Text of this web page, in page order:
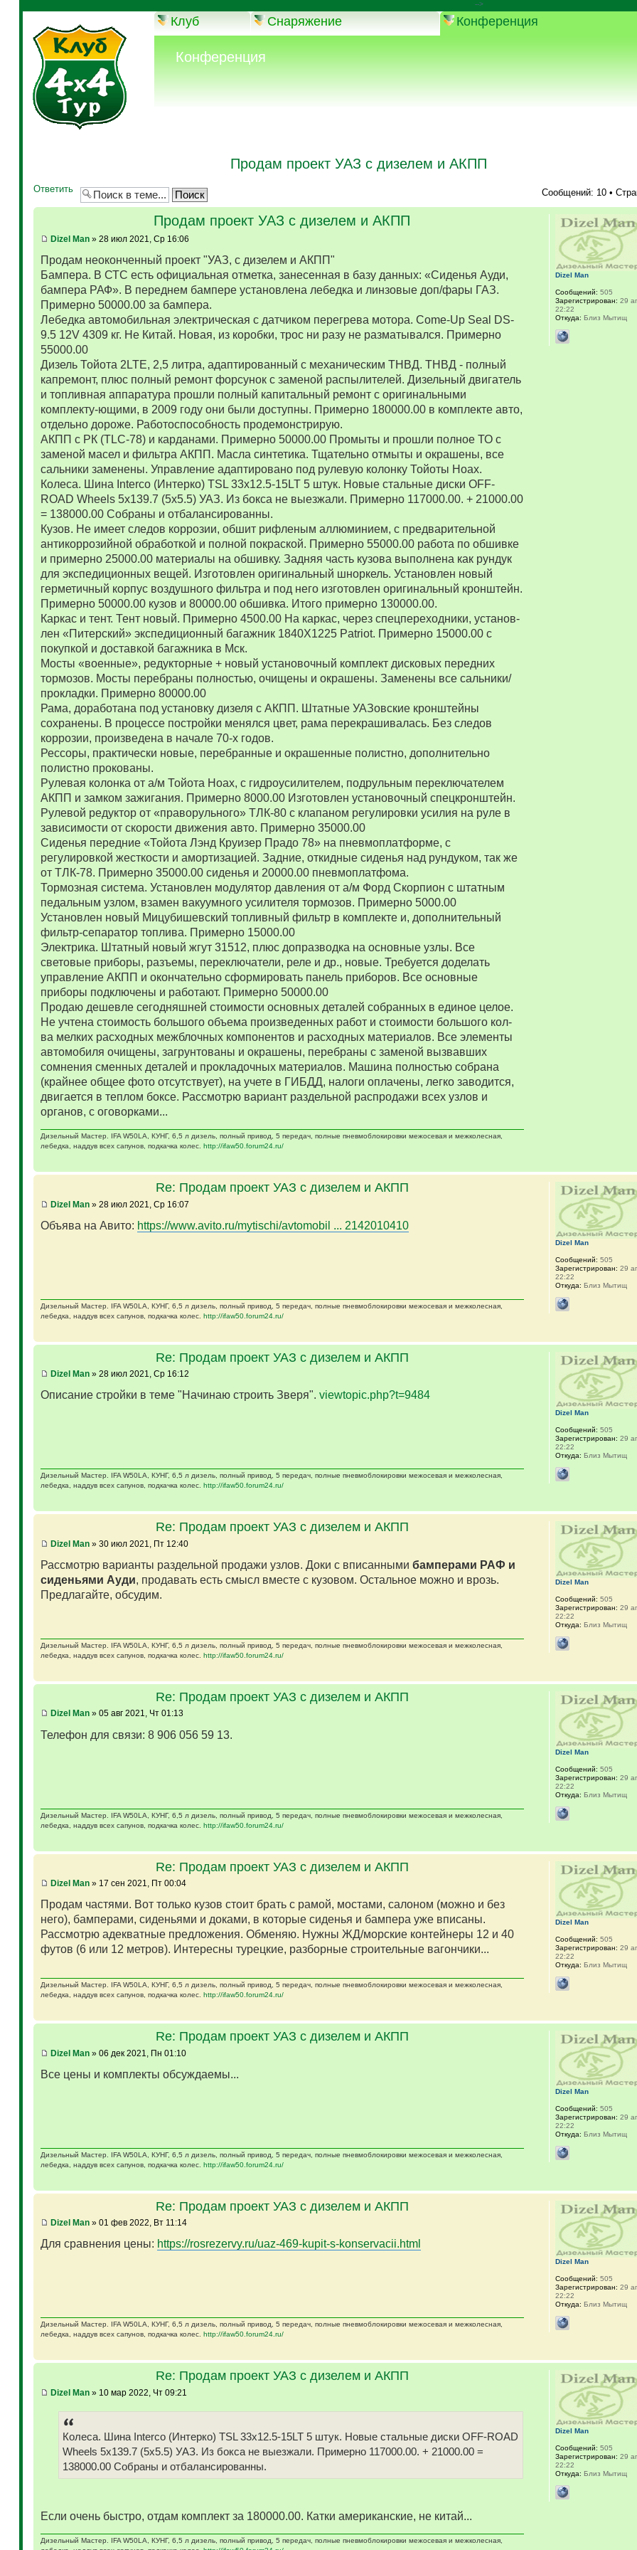
-->
Клуб Снаряжение Конференция
Конференция
Продам проект УАЗ с дизелем и АКПП
Ответить Сообщений: 10 •
Продам проект УАЗ с дизелем и АКПП
Dizel Man» 28 июл 2021, Ср 16:06
Продам неоконченный проект "УАЗ, с дизелем и АКПП"
Бампера. В СТС есть официальная отметка, занесенная в базу данных: «Сиденья Ауди,
бампера РАФ». В переднем бампере установлена лебедка и линзовые доп/фары ГАЗ.
Примерно 50000.00 за бампера.
Лебедка автомобильная электрическая с датчиком перегрева мотора. Come-Up Seal DS-
9.5 12V 4309 кг. Не Китай. Новая, из коробки, трос ни разу не разматывался. Примерно
55000.00
Дизель Тойота 2LTE, 2,5 литра, адаптированный с механическим ТНВД. ТНВД - полный
капремонт, плюс полный ремонт форсунок с заменой распылителей. Дизельный двигатель
и топливная аппаратура прошли полный капитальный ремонт с оригинальными
комплекту-ющими, в 2009 году они были доступны. Примерно 180000.00 в комплекте авто,
отдельно дороже. Работоспособность продемонстрирую.
АКПП с РК (TLC-78) и карданами. Примерно 50000.00 Промыты и прошли полное ТО с
заменой масел и фильтра АКПП. Масла синтетика. Тщательно отмыты и окрашены, все
сальники заменены. Управление адаптировано под рулевую колонку Тойоты Ноах.
Колеса. Шина Interco (Интерко) TSL 33x12.5-15LT 5 штук. Новые стальные диски OFF-
ROAD Wheels 5x139.7 (5x5.5) УАЗ. Из бокса не выезжали. Примерно 117000.00. + 21000.00
= 138000.00 Собраны и отбалансированны.
Кузов. Не имеет следов коррозии, обшит рифленым аллюминием, с предварительной
антикоррозийной обработкой и полной покраской. Примерно 55000.00 работа по обшивке
и примерно 25000.00 материалы на обшивку. Задняя часть кузова выполнена как рундук
для экспедиционных вещей. Изготовлен оригинальный шноркель. Установлен новый
герметичный корпус воздушного фильтра и под него изготовлен оригинальный кронштейн.
Примерно 50000.00 кузов и 80000.00 обшивка. Итого примерно 130000.00.
Каркас и тент. Тент новый. Примерно 4500.00 На каркас, через спецпереходники, установ-
лен «Питерский» экспедиционный багажник 1840Х1225 Patriot. Примерно 15000.00 с
покупкой и доставкой багажника в Мск.
Мосты «военные», редукторные + новый установочный комплект дисковых передних
тормозов. Мосты перебраны полностью, очищены и окрашены. Заменены все сальники/
прокладки. Примерно 80000.00
Рама, доработана под установку дизеля с АКПП. Штатные УАЗовские кронштейны
сохранены. В процессе постройки менялся цвет, рама перекрашивалась. Без следов
коррозии, произведена в начале 70-х годов.
Рессоры, практически новые, перебранные и окрашенные полистно, дополнительно
полистно прокованы.
Рулевая колонка от а/м Тойота Ноах, с гидроусилителем, подрульным переключателем
АКПП и замком зажигания. Примерно 8000.00 Изготовлен установочный спецкронштейн.
Рулевой редуктор от «праворульного» ТЛК-80 с клапаном регулировки усилия на руле в
зависимости от скорости движения авто. Примерно 35000.00
Сиденья передние «Тойота Лэнд Круизер Прадо 78» на пневмоплатформе, с
регулировкой жесткости и амортизацией. Задние, откидные сиденья над рундуком, так же
от ТЛК-78. Примерно 35000.00 сиденья и 20000.00 пневмоплатфома.
Тормозная система. Установлен модулятор давления от а/м Форд Скорпион с штатным
педальным узлом, взамен вакуумного усилителя тормозов. Примерно 5000.00
Установлен новый Мицубишевский топливный фильтр в комплекте и, дополнительный
фильтр-сепаратор топлива. Примерно 15000.00
Электрика. Штатный новый жгут 31512, плюс допразводка на основные узлы. Все
световые приборы, разъемы, переключатели, реле и др., новые. Требуется доделать
управление АКПП и окончательно сформировать панель приборов. Все основные
приборы подключены и работают. Примерно 50000.00
Продаю дешевле сегодняшней стоимости основных деталей собранных в единое целое.
Не учтена стоимость большого объема произведенных работ и стоимости большого кол-
ва мелких расходных межблочных компонентов и расходных материалов. Все элементы
автомобиля очищены, загрунтованы и окрашены, перебраны с заменой вызвавших
сомнения сменных деталей и прокладочных материалов. Машина полностью собрана
(крайнее общее фото отсутствует), на учете в ГИБДД, налоги оплачены, легко заводится,
двигается в теплом боксе. Рассмотрю вариант раздельной распродажи всех узлов и
органов, с оговорками...
Дизельный Мастер. IFA W50LA, КУНГ, 6,5 л дизель, полный привод, 5 передач, полные пневмоблокировки межосевая и межколесная,
лебедка, наддув всех сапунов, подкачка колес. http://ifaw50.forum24.ru/
Dizel Man
Сообщений: 505
Зарегистрирован: 29
22:22
Откуда: Близ Мытищ
Re: Продам проект УАЗ с дизелем и АКПП
Dizel Man» 28 июл 2021, Ср 16:07
Объява на Авито: https://www.avito.ru/mytischi/avtomobil ... 2142010410
Дизельный Мастер. IFA W50LA, КУНГ, 6,5 л дизель, полный привод, 5 передач, полные пневмоблокировки межосевая и межколесная,
лебедка, наддув всех сапунов, подкачка колес. http://ifaw50.forum24.ru/
Dizel Man
Сообщений: 505
Зарегистрирован: 29
22:22
Откуда: Близ Мытищ
Re: Продам проект УАЗ с дизелем и АКПП
Dizel Man» 28 июл 2021, Ср 16:12
Описание стройки в теме "Начинаю строить Зверя". viewtopic.php?t=9484
Дизельный Мастер. IFA W50LA, КУНГ, 6,5 л дизель, полный привод, 5 передач, полные пневмоблокировки межосевая и межколесная,
лебедка, наддув всех сапунов, подкачка колес. http://ifaw50.forum24.ru/
Dizel Man
Сообщений: 505
Зарегистрирован: 29
22:22
Откуда: Близ Мытищ
Re: Продам проект УАЗ с дизелем и АКПП
Dizel Man» 30 июл 2021, Пт 12:40
Рассмотрю варианты раздельной продажи узлов. Доки с вписанными бамперами РАФ и
сиденьями Ауди, продавать есть смысл вместе с кузовом. Остальное можно и врозь.
Предлагайте, обсудим.
Дизельный Мастер. IFA W50LA, КУНГ, 6,5 л дизель, полный привод, 5 передач, полные пневмоблокировки межосевая и межколесная,
лебедка, наддув всех сапунов, подкачка колес. http://ifaw50.forum24.ru/
Dizel Man
Сообщений: 505
Зарегистрирован: 29
22:22
Откуда: Близ Мытищ
Re: Продам проект УАЗ с дизелем и АКПП
Dizel Man» 05 авг 2021, Чт 01:13
Телефон для связи: 8 906 056 59 13.
Дизельный Мастер. IFA W50LA, КУНГ, 6,5 л дизель, полный привод, 5 передач, полные пневмоблокировки межосевая и межколесная,
лебедка, наддув всех сапунов, подкачка колес. http://ifaw50.forum24.ru/
Dizel Man
Сообщений: 505
Зарегистрирован: 29
22:22
Откуда: Близ Мытищ
Re: Продам проект УАЗ с дизелем и АКПП
Dizel Man» 17 сен 2021, Пт 00:04
Продам частями. Вот только кузов стоит брать с рамой, мостами, салоном (можно и без
него), бамперами, сиденьями и доками, в которые сиденья и бампера уже вписаны.
Рассмотрю адекватные предложения. Обменяю. Нужны ЖД/морские контейнеры 12 и 40
футов (6 или 12 метров). Интересны турецкие, разборные строительные вагончики...
Дизельный Мастер. IFA W50LA, КУНГ, 6,5 л дизель, полный привод, 5 передач, полные пневмоблокировки межосевая и межколесная,
лебедка, наддув всех сапунов, подкачка колес. http://ifaw50.forum24.ru/
Dizel Man
Сообщений: 505
Зарегистрирован: 29
22:22
Откуда: Близ Мытищ
Re: Продам проект УАЗ с дизелем и АКПП
Dizel Man» 06 дек 2021, Пн 01:10
Все цены и комплекты обсуждаемы...
Дизельный Мастер. IFA W50LA, КУНГ, 6,5 л дизель, полный привод, 5 передач, полные пневмоблокировки межосевая и межколесная,
лебедка, наддув всех сапунов, подкачка колес. http://ifaw50.forum24.ru/
Dizel Man
Сообщений: 505
Зарегистрирован: 29
22:22
Откуда: Близ Мытищ
Re: Продам проект УАЗ с дизелем и АКПП
Dizel Man» 01 фев 2022, Вт 11:14
Для сравнения цены: https://rosrezervy.ru/uaz-469-kupit-s-konservacii.html
Дизельный Мастер. IFA W50LA, КУНГ, 6,5 л дизель, полный привод, 5 передач, полные пневмоблокировки межосевая и межколесная,
лебедка, наддув всех сапунов, подкачка колес. http://ifaw50.forum24.ru/
Dizel Man
Сообщений: 505
Зарегистрирован: 29
22:22
Откуда: Близ Мытищ
Re: Продам проект УАЗ с дизелем и АКПП
Dizel Man» 10 мар 2022, Чт 09:21
Колеса. Шина Interco (Интерко) TSL 33x12.5-15LT 5 штук. Новые стальные диски OFF-ROAD
Wheels 5x139.7 (5x5.5) УАЗ. Из бокса не выезжали. Примерно 117000.00. + 21000.00 =
138000.00 Собраны и отбалансированны.
Если очень быстро, отдам комплект за 180000.00. Катки американские, не китай...
Дизельный Мастер. IFA W50LA, КУНГ, 6,5 л дизель, полный привод, 5 передач, полные пневмоблокировки межосевая и межколесная,
Dizel Man
Сообщений: 505
Зарегистрирован: 29
22:22
Откуда: Близ Мытищ